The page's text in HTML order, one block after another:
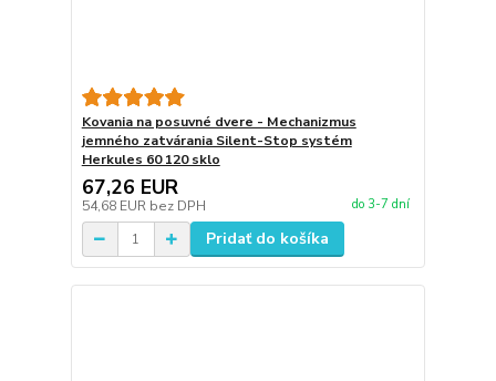
Kovania na posuvné dvere - Mechanizmus
jemného zatvárania Silent-Stop systém
Herkules 60 120 sklo
67,26 EUR
54,68 EUR bez DPH do 3-7 dní
Pridať do košíka